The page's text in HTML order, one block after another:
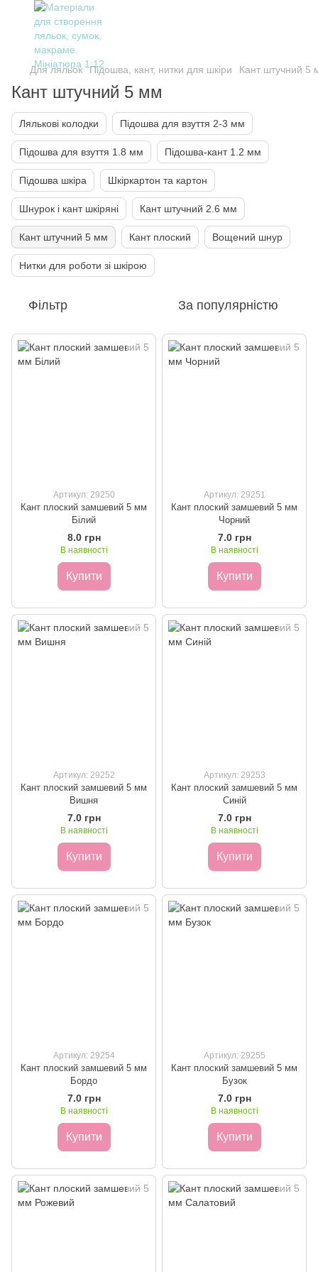
Для ляльок Підошва, кант, нитки для шкіри Кант штучний 5
Кант штучний 5 мм
Лялькові колодки Підошва для взуття 2-3 мм
Підошва для взуття 1.8 мм Підошва-кант 1.2 мм
Підошва шкіра Шкіркартон та картон
Шнурок і кант шкіряні Кант штучний 2.6 мм
Кант штучний 5 мм Кант плоский Вощений шнур
Нитки для роботи зі шкірою
Фільтр За популярністю
Артикул: 29250
Кант плоский замшевий 5 мм
Білий
8.0 грн
В наявності
Купити
Артикул: 29251
Кант плоский замшевий 5 мм
Чорний
7.0 грн
В наявності
Купити
Артикул: 29252
Кант плоский замшевий 5 мм
Вишня
7.0 грн
В наявності
Купити
Артикул: 29253
Кант плоский замшевий 5 мм
Синій
7.0 грн
В наявності
Купити
Артикул: 29254
Кант плоский замшевий 5 мм
Бордо
7.0 грн
В наявності
Купити
Артикул: 29255
Кант плоский замшевий 5 мм
Бузок
7.0 грн
В наявності
Купити